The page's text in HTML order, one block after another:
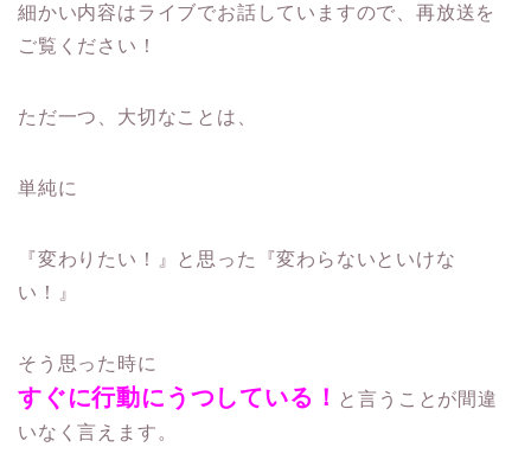
細かい内容はライブでお話していますので、再放送を
ご覧ください！
ただ一つ、大切なことは、
単純に
『変わりたい！』と思った『変わらないといけな
い！』
そう思った時に
すぐに行動にうつしている！
と言うことが間違
いなく言えます。